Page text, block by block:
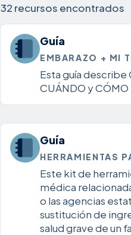
32 recursos encontrados
Guía
EMBARAZO + MI
Esta guía describe
CUÁNDO y
Guía
HERRAMIENTAS
Este kit de
médica
o las agencias
sustitución de
salud grave de un